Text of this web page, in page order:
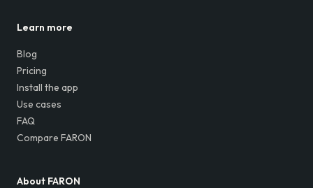
Learn more
Blog
Pricing
Install the app
Use cases
FAQ
Compare FARON
About FARON